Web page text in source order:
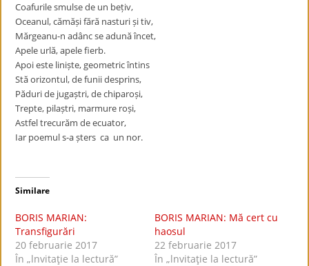
Coafurile smulse de un bețiv,
Oceanul, cămăși fără nasturi și tiv,
Mărgeanu-n adânc se adună încet,
Apele urlă, apele fierb.
Apoi este liniște, geometric întins
Stă orizontul, de funii desprins,
Păduri de jugaștri, de chiparoși,
Trepte, pilaștri, marmure roși,
Astfel trecurăm de ecuator,
Iar poemul s-a șters ca un nor.
Similare
BORIS MARIAN:
Transfigurări
20 februarie 2017
În „lnvitaţie la lectură”
BORIS MARIAN: Mă cert cu
haosul
22 februarie 2017
În „lnvitaţie la lectură”